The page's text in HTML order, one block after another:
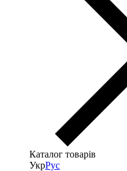
Каталог товарів
УкрРус